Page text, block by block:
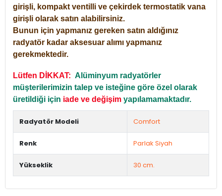
girişli, kompakt ventilli ve çekirdek termostatik vana
girişli olarak satın alabilirsiniz.
Bunun için yapmanız gereken satın aldığınız
radyatör kadar aksesuar alımı yapmanız
gerekmektedir.
Lütfen DİKKAT: Alüminyum radyatörler
müşterilerimizin talep ve isteğine göre özel olarak
üretildiği için iade ve değişim yapılamamaktadır.
Radyatör Modeli Comfort
Renk Parlak Siyah
Yükseklik 30 cm.